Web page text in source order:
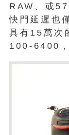
RAW、或
快門延遲也
具有15萬次
100-6400